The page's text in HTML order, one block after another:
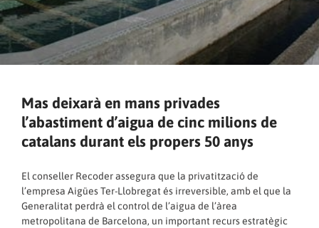
Mas deixarà en mans privades
l’abastiment d’aigua de cinc milions de
catalans durant els propers 50 anys
El conseller Recoder assegura que la privatització de
l’empresa Aigües Ter-Llobregat és irreversible, amb el que la
Generalitat perdrà el control de l’aigua de l’àrea
metropolitana de Barcelona, un important recurs estratègic